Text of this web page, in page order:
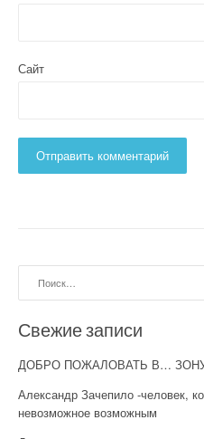
Сайт
Свежие записи
ДОБРО ПОЖАЛОВАТЬ В…
Александр Зачепило -человек,
невозможное возможным